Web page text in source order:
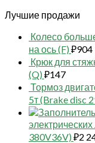
Лучшие продажи
Колесо
на ось (F) ₽904
Крюк для
(Q) ₽147
Тормоз
5т (Brake disc
380V36V) ₽2